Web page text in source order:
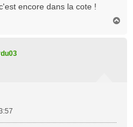
encore dans la cote !